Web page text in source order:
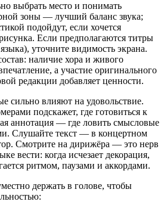
выбрать место и понимать
зоны — лучший баланс звука;
подойдут, если хочется
Если предполагаются титры
уточните видимость экрана.
наличие хора и живого
а участие оригинального
редакции добавляет ценности.
сильно влияют на удовольствие.
подскажет, где готовиться к
аннотация — где ловить смысловые
Слушайте текст — в концертном
Смотрите на дирижёра — это нерв
вести: когда исчезает декорация,
ритмом, паузами и аккордами.
держать в голове, чтобы